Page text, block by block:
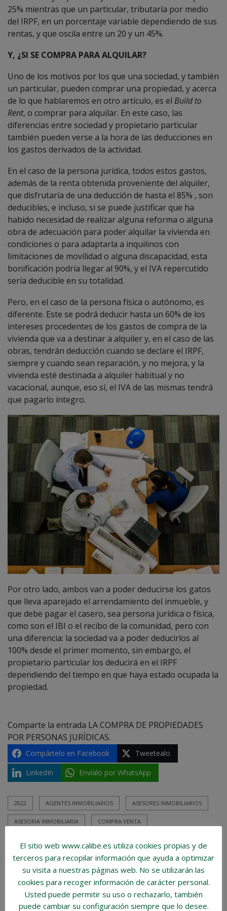
25% mientras que un particular, tributaría por medio
del IRPF, en un porcentaje variable dependiendo de sus
rentas, y que oscila entre un 20 y un 45%.
Y, ¿SI SE COMPRA PARA ALQUILAR?
Uno de los motivos por los que una sociedad, y también
un particular, pueden comprar una propiedad, y acerca
de lo que hablaremos en otro artículo, es el Build to
Rent, o comprar para alquilar. En este caso, las
diferencias entre sociedad y propietario particular
también pueden verse a la hora de las deducciones en
los gastos derivados de la actividad.
En el caso de la persona jurídica, todos estos gastos,
además de la renta obtenida proveniente del alquiler,
que disfrutaría de una deducción de hasta el 85% , son
deducibles, e incluso, si se puede justificar que ha
habido necesidad de realizar alguna reforma o alguna
obra de adecuación para poder alquilar la vivienda en
condiciones o para adaptarla a inquilinos con
limitaciones de movilidad o alguna discapacidad, esta
bonificación podría llegar al 90%, y el IVA repercutido
sería deducible en su totalidad.
Pero, en el caso de la persona física o autónomo, es
diferente. Este se podrá deducir hasta un 60% de los
intereses procedentes de los gastos de compra de la
vivienda que va a destinar a alquiler y, en el caso de las
obras, tendrán deducción cuando se declare el IRPF,
siempre y cuando sean reparación, y no mejora, y la
vivienda esté destinada a alquiler habitual y no
vacacional, aunque, eso sí, el IVA de las mismas tendrá
que pagarlo íntegro.
Por otro lado, ambos van a poder deducirse los gatos
que lleva aparejado el arrendamiento del inmueble, y
que debe pagar el casero, sea persona jurídica o física,
como son el IBI o el recibo de la comunidad, pero con
una diferencia: la sociedad va a poder deducirlos al
100% desde el primer momento, sin embargo, el
propietario particular los deducirá en el IRPF
dependiendo del tiempo en que haya estado ocupada la
propiedad.
Comparte la entrada LA COMPRA DE PROPIEDADES
POR PERSONAS JURÍDICAS.
Compártelo en Facebook
Tweetealo
LinkedIn
Envíalo por WhatsApp
2022 AGENTES INMOBILIARIOS ASESORES INMOBILIARIOS
ASESORIA INMOBILIARIA COMPRA VENTA
INMUEBLES MERCADO INMOBILIARIO
PERSONA JURIDICA
TRAMITES COMPRA DE VIVIENDA VENTA DE CASA
El sitio web www.calibe.es utiliza cookies propias y de
terceros para recopilar información que ayuda a optimizar
su visita a nuestras páginas web. No se utilizarán las
cookies para recoger información de carácter personal.
Usted puede permitir su uso o rechazarlo, también
puede cambiar su configuración siempre que lo desee.